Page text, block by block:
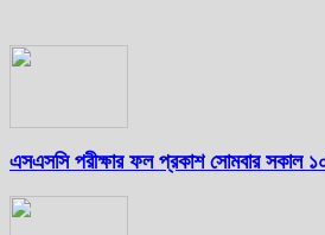
এসএসসি পরীক্ষার ফল প্রকাশ সোমবার সকাল